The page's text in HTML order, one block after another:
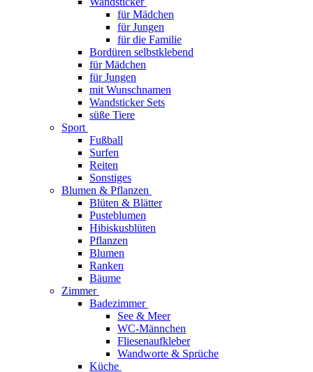
für Mädchen
für Jungen
für die Familie
Bordüren selbstklebend
für Mädchen
für Jungen
mit Wunschnamen
Wandsticker Sets
süße Tiere
Sport
Fußball
Surfen
Reiten
Sonstiges
Blumen & Pflanzen
Blüten & Blätter
Pusteblumen
Hibiskusblüten
Pflanzen
Blumen
Ranken
Bäume
Zimmer
Badezimmer
See & Meer
WC-Männchen
Fliesenaufkleber
Wandworte & Sprüche
Küche